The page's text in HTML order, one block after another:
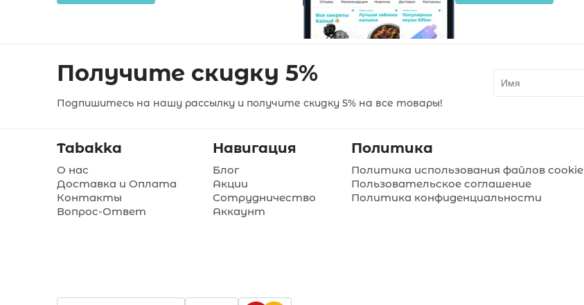
Получите скидку 5%
Подпишитесь на нашу рассылку и получите скидку 5% на все товары!
Tabakka
О нас
Доставка и Оплата
Контакты
Вопрос-Ответ
Навигация
Блог
Акции
Сотрудничество
Аккаунт
Политика
Политика использования файлов cookie
Пользовательское соглашение
Политика конфиденциальности